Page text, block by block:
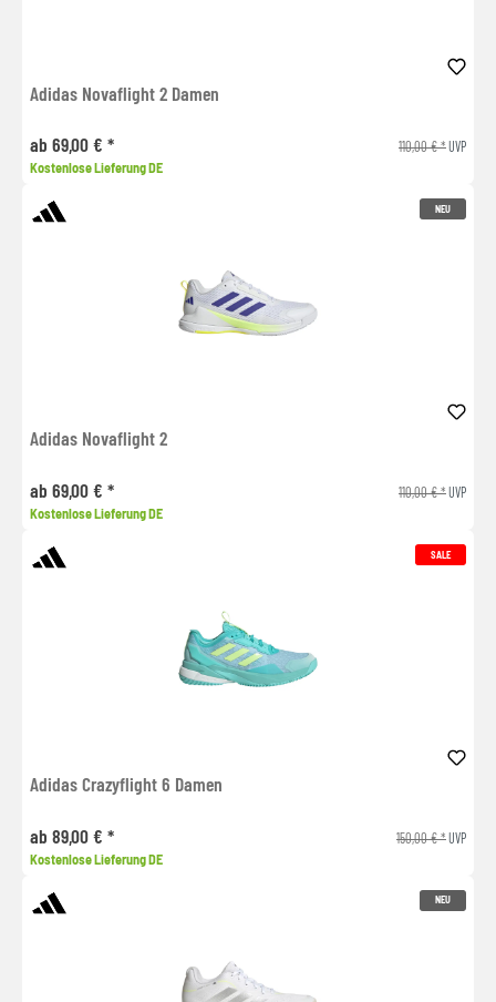
Adidas Novaflight 2 Damen
ab 69,00 € * 110,00 € *UVP
Kostenlose Lieferung DE
NEU
Adidas Novaflight 2
ab 69,00 € * 110,00 € *UVP
Kostenlose Lieferung DE
SALE
Adidas Crazyflight 6 Damen
ab 89,00 € * 150,00 € *UVP
Kostenlose Lieferung DE
NEU